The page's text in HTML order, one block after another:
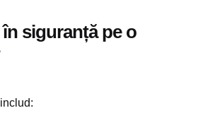
siguranță pe o